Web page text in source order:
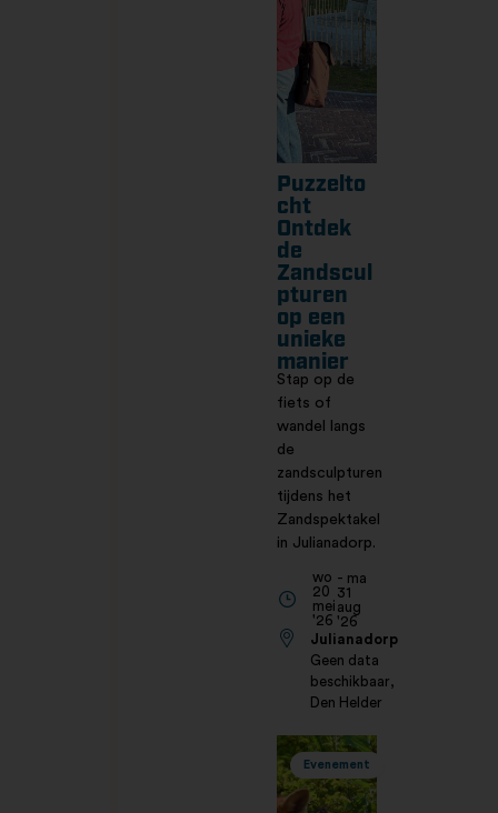
Puzzelto
cht
Ontdek
de
Zandscul
pturen
op een
unieke
manier
Stap op de
fiets of
wandel langs
de
zandsculpturen
tijdens het
Zandspektakel
in Julianadorp.
wo
20
mei
'26
- ma
31
aug
'26
Julianadorp
Geen data
beschikbaar,
Den Helder
Evenement